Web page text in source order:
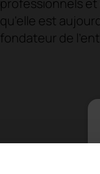
qu'elle est
fondateur de